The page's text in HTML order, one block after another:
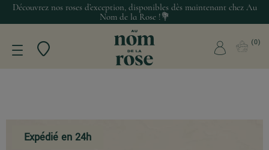
Découvrez nos roses d’exception, disponibles dès maintenant chez Au
Nom de la Rose !💐
0
Expédié en 24h